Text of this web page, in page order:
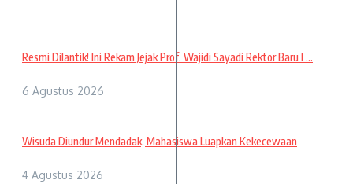
Resmi Dilantik! Ini Rekam Jejak Prof. Wajidi Sayadi Rektor Baru I ...
6 Agustus 2026
Wisuda Diundur Mendadak, Mahasiswa Luapkan Kekecewaan
4 Agustus 2026